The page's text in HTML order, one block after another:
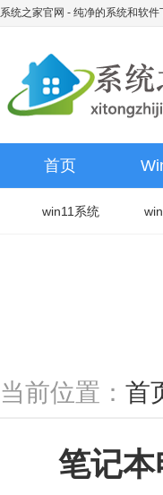
系统之家官网 - 纯净的系统和软件
首页
win11系统
当前位置： 首
笔记